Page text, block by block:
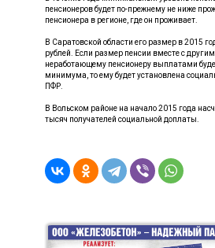
пенсионеров будет по-прежнему не ниже
пенсионера в регионе, где он проживает.
В Саратовской области его размер в 2015
рублей. Если размер пенсии вместе с
неработающему пенсионеру выплатами
минимума, то ему будет установлена
ПФР.
В Вольском районе на начало 2015 года
тысяч получателей социальной доплаты.